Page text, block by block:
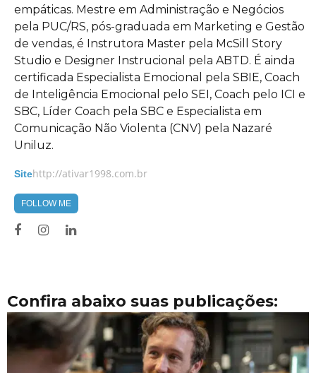
empáticas. Mestre em Administração e Negócios
pela PUC/RS, pós-graduada em Marketing e Gestão
de vendas, é Instrutora Master pela McSill Story
Studio e Designer Instrucional pela ABTD. É ainda
certificada Especialista Emocional pela SBIE, Coach
de Inteligência Emocional pelo SEI, Coach pelo ICI e
SBC, Líder Coach pela SBC e Especialista em
Comunicação Não Violenta (CNV) pela Nazaré
Uniluz.
Sitehttp://ativar1998.com.br
FOLLOW ME
Confira abaixo suas publicações: